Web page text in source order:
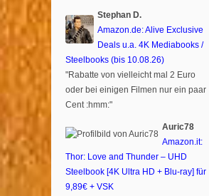
Stephan D.
Amazon.de: Alive Exclusive
Deals u.a. 4K Mediabooks /
Steelbooks (bis 10.08.26)
"Rabatte von vielleicht mal 2 Euro
oder bei einigen Filmen nur ein paar
Cent :hmm:"
Auric78
Amazon.it:
Thor: Love and Thunder – UHD
Steelbook [4K Ultra HD + Blu-ray] für
9,89€ + VSK